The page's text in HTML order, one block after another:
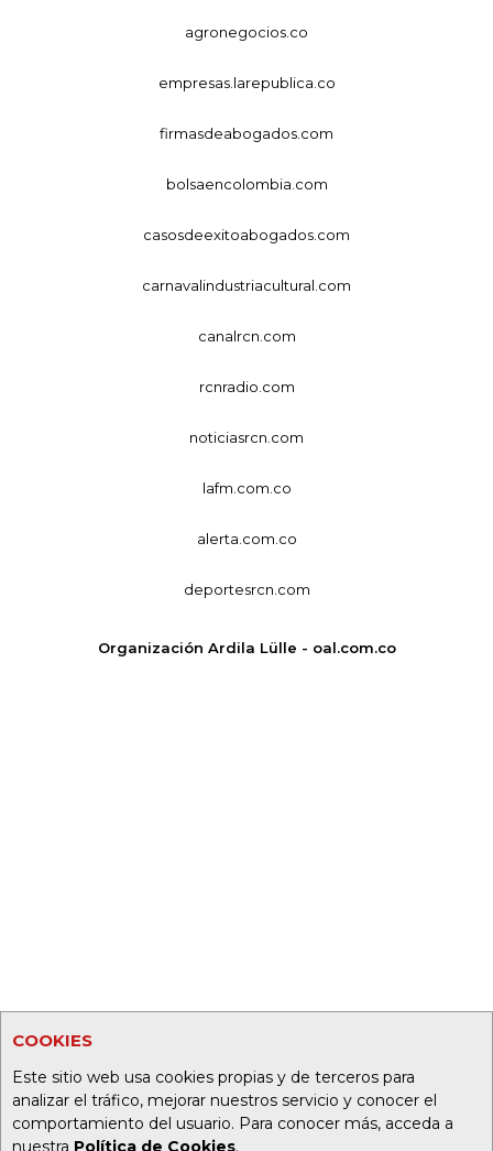
COOKIES
Este sitio web usa cookies propias y de terceros para
analizar el tráfico, mejorar nuestros servicio y conocer el
comportamiento del usuario. Para conocer más, acceda a
nuestra Política de Cookies.
agronegocios.co
empresas.larepublica.co
firmasdeabogados.com
bolsaencolombia.com
casosdeexitoabogados.com
carnavalindustriacultural.com
canalrcn.com
rcnradio.com
noticiasrcn.com
lafm.com.co
alerta.com.co
deportesrcn.com
Organización Ardila Lülle - oal.com.co